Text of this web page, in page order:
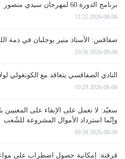
برنامج الدورة 60 لمهرجان سيدي منصور
2026-08-06 11:21
صفاقس: الأستاذ منير بوجلبان في ذمة
2026-08-06 10:56
النادي الصفاقسي يتعاقد مع الكونغولي
2026-08-06 10:29
سعيّد: لا نعمل على الإبقاء على
وإنّما استرداد الأموال المشروعة للشّعب
2026-08-06 09:59
قرقنة: إمكانية حصول اضطراب على